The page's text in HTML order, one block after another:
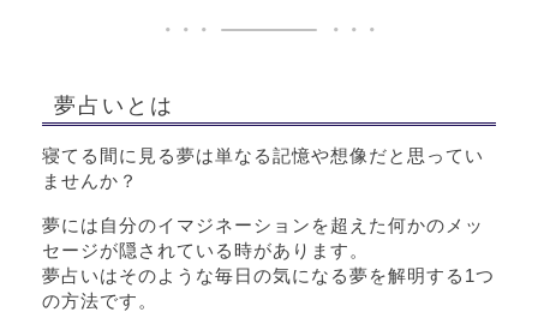
夢占いとは
寝てる間に見る夢は単なる記憶や想像だと思ってい
ませんか？
夢には自分のイマジネーションを超えた何かのメッ
セージが隠されている時があります。
夢占いはそのような毎日の気になる夢を解明する1つ
の方法です。